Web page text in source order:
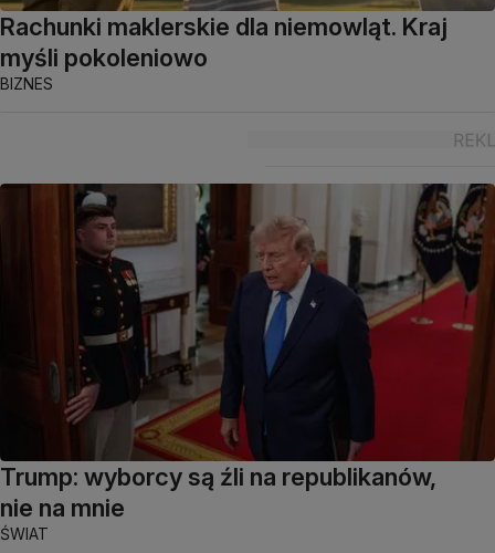
Rachunki maklerskie dla niemowląt. Kraj
myśli pokoleniowo
BIZNES
Trump: wyborcy są źli na republikanów,
nie na mnie
ŚWIAT